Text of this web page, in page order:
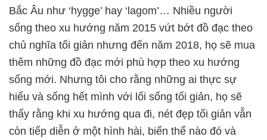
Bắc Âu như ‘hygge’ hay ‘lagom’… Nhiều người
sống theo xu hướng năm 2015 vứt bớt đồ đạc theo
chủ nghĩa tối giản nhưng đến năm 2018, họ sẽ mua
thêm những đồ đạc mới phù hợp theo xu hướng
sống mới. Nhưng tôi cho rằng những ai thực sự
hiểu và sống hết mình với lối sống tối giản, họ sẽ
thấy rằng khi xu hướng qua đi, nét đẹp tối giản vẫn
còn tiếp diễn ở một hình hài, biến thể nào đó và